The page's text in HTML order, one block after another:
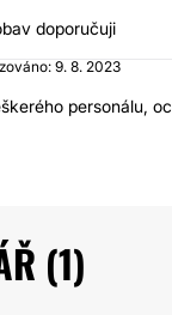
doporučuji
9. 8. 2023
personálu,
(1)